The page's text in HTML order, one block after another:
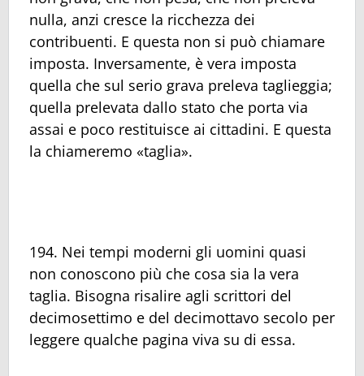
nulla, anzi cresce la ricchezza dei
contribuenti. E questa non si può chiamare
imposta. Inversamente, è vera imposta
quella che sul serio grava preleva taglieggia;
quella prelevata dallo stato che porta via
assai e poco restituisce ai cittadini. E questa
la chiameremo «taglia».
194. Nei tempi moderni gli uomini quasi
non conoscono più che cosa sia la vera
taglia. Bisogna risalire agli scrittori del
decimosettimo e del decimottavo secolo per
leggere qualche pagina viva su di essa.